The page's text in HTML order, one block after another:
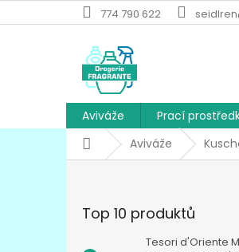
na
774 790 622
Aviváže Prací
DomůAviváže
Top 10 produktů
Tesori d'Oriente